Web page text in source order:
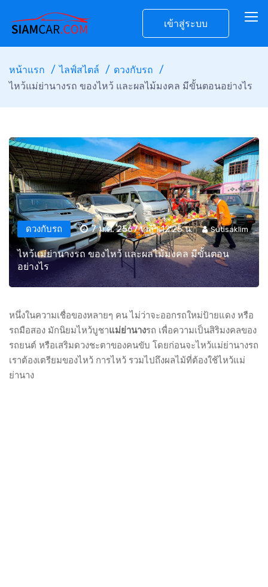
เข้าสู่ระบบ
หน้าแรก ไลฟ์สไตล์
ดวงกับรถ
ไหว้แม่ย่านางรถ ของไหว้ และผลไม้มงคล มีขั้นตอนอย่างไร
ดวงกับรถ 7 ม.ค. 2567 เวลา 12:25 น. Sutisaklim
ไหว้แม่ย่านางรถ ของไหว้ และผลไม้มงคล มีขั้นตอน
อย่างไร
หนึ่งในความเชื่อของหลายๆ คน ไม่ว่าจะออกรถใหม่ป้ายแดง หรือ
รถมือสอง มักนิยมไหว้บูชาแม่ย่านางรถ เพื่อความเป็นสิริมงคลของ
รถยนต์ หรือเสริมดวงชะตาของคนขับ โดยก่อนจะไหว้แม่ย่านางรถ
เราต้องเตรียมของไหว้ การไหว้ รวมไปถึงผลไม้ที่ต้องใช้ไหว้แม่
ย่านาง